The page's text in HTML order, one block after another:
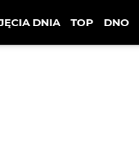
DNIA TOP DNO